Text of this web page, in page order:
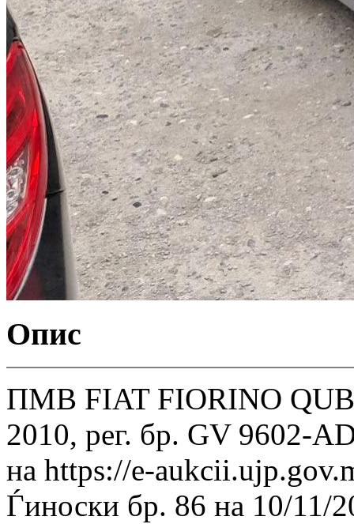
Опис
ПМВ FIAT FIORINO
2010, рег. бр. GV 9602-
на https://e-
Ѓиноски бр. 86 на 10/11/